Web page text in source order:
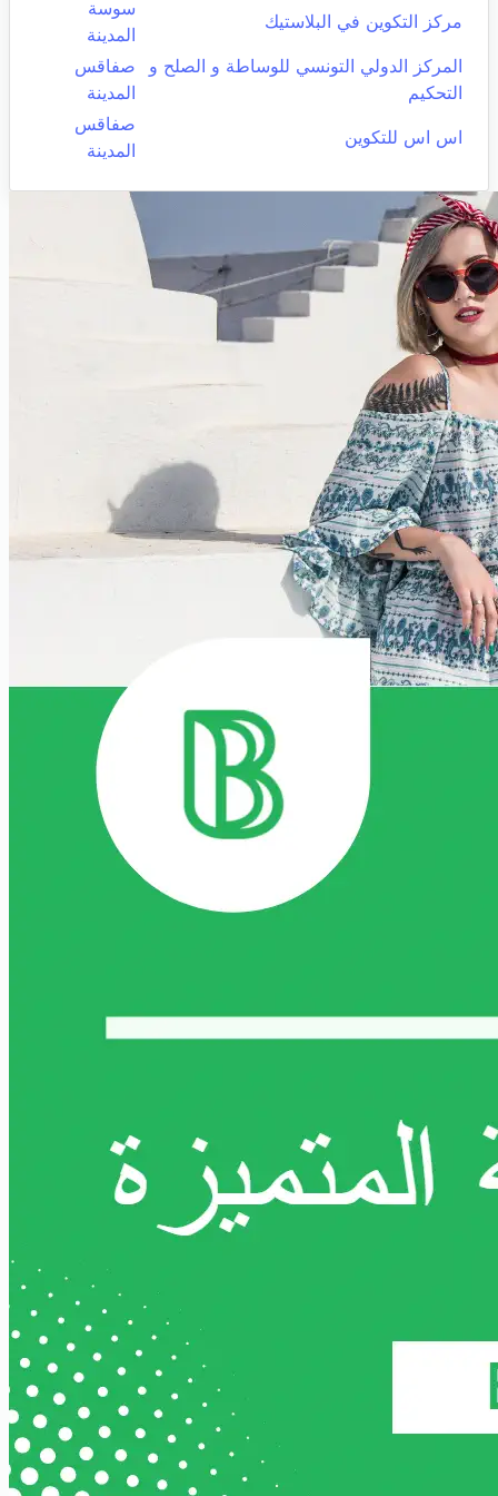
مركز التكوين في البلاستيك
سوسة
المدينة
المركز الدولي التونسي للوساطة و الصلح و
التحكيم
صفاقس
المدينة
اس اس للتكوين
صفاقس
المدينة